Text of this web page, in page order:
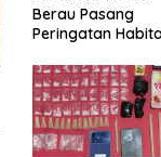
Berau Pasang
Peringatan